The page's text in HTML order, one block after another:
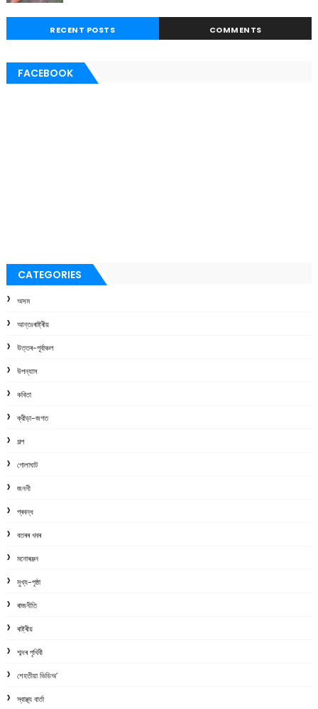
RECENT POSTS COMMENTS
FACEBOOK
CATEGORIES
অসম
আন্তঃৰাষ্ট্ৰীয়
উত্তৰ-পূৰ্বাঞ্চল
উপন্যাস
কবিতা
ক্রীড়া-জগত
গল্প
গোলাঘাট
জননী
প্ৰবন্ধ
বতৰৰ খবৰ
মনোৰঞ্জন
মুখ্য-পৃষ্ঠা
ৰাজনীতি
ৰাষ্ট্ৰীয়
শব্দৰ পৃথিবী
শেহতীয়া ভিডিঅ’
স্বাস্থ্য বাৰ্তা